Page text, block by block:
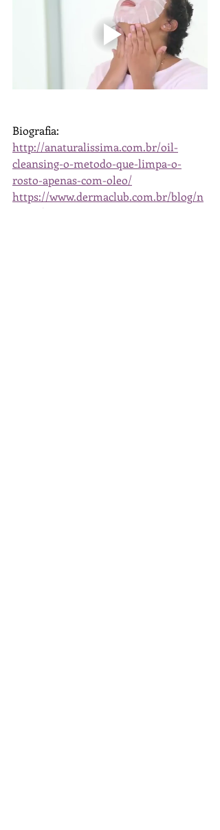
Biografia:
http://anaturalissima.com.br/oil-
cleansing-o-metodo-que-limpa-o-
rosto-apenas-com-oleo/
https://www.dermaclub.com.br/blog/n
oticia/oil-cleansing-o-que-e-